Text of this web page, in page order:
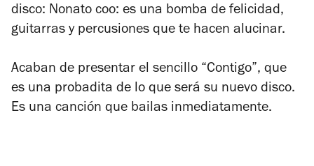
disco: Nonato coo: es una bomba de felicidad,
guitarras y percusiones que te hacen alucinar.
Acaban de presentar el sencillo “Contigo”, que
es una probadita de lo que será su nuevo disco.
Es una canción que bailas inmediatamente.